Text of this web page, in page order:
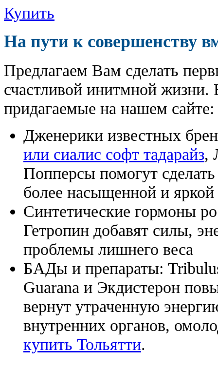
Купить
На пути к совершенству
Предлагаем Вам сделать
счастливой инитмной жизни.
придагаемые на нашем сайте:
Дженерики известных
или сиалис софт тадарайз,
Попперсы помогут
более насыщенной и яркой
Синтетические гормоны
Гетропин добавят силы,
проблемы лишнего веса
БАДы и препараты:
Guarana и Экдистерон
вернут утраченную
внутренних органов,
купить Тольятти.